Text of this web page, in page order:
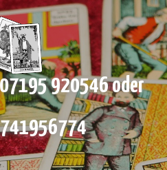
07195 920546 oder